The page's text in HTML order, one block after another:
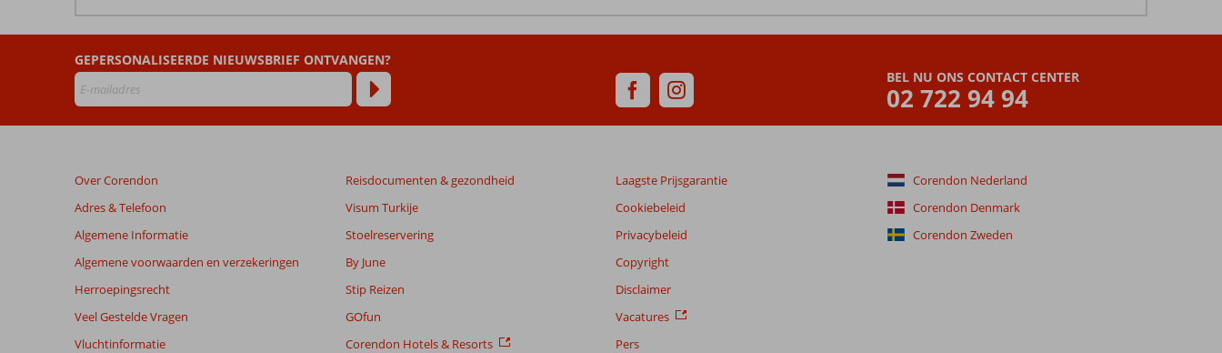
door
klanten
in
Athens
Hotel
Beoordelingen
ouder
zijn
BEL NU ONS CONTACT CENTER
02 722 94 94
GEPERSONALISEERDE NIEUWSBRIEF ONTVANGEN?
Over Corendon
Adres & Telefoon
Algemene Informatie
Algemene voorwaarden en verzekeringen
Herroepingsrecht
Veel Gestelde Vragen
Vluchtinformatie
Reisdocumenten & gezondheid
Visum Turkije
Stoelreservering
By June
Stip Reizen
GOfun
Corendon Hotels & Resorts
Laagste Prijsgarantie
Cookiebeleid
Privacybeleid
Copyright
Disclaimer
Vacatures
Pers
Corendon Nederland
Corendon Denmark
Corendon Zweden